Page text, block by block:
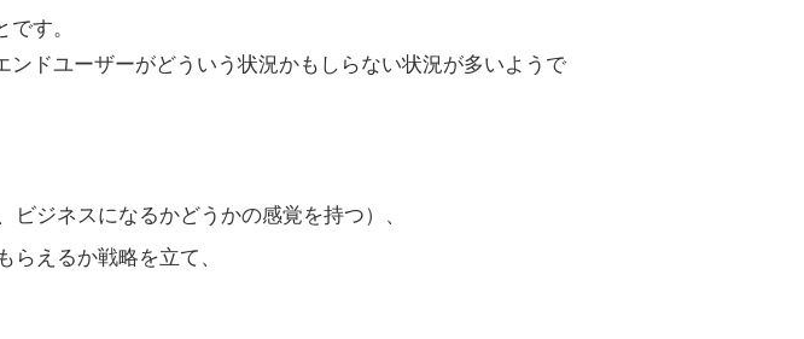
す。
ドユーザーがどういう状況かもしらない状況が多いようで
ジネスになるかどうかの感覚を持つ）、
えるか戦略を立て、